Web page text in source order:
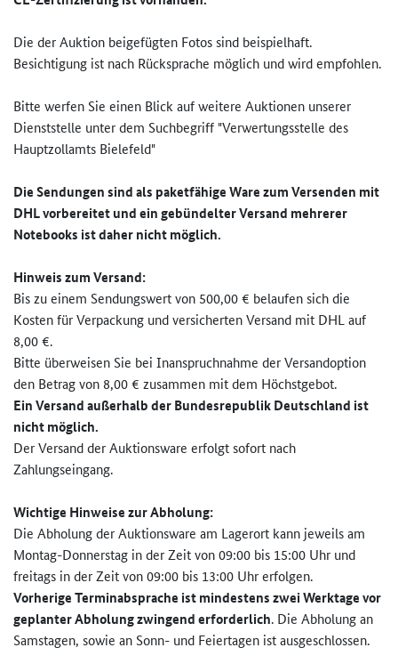
Die der Auktion beigefügten Fotos sind beispielhaft.
Besichtigung ist nach Rücksprache möglich und wird empfohlen.
Bitte werfen Sie einen Blick auf weitere Auktionen unserer
Dienststelle unter dem Suchbegriff "Verwertungsstelle des
Hauptzollamts Bielefeld"
Die Sendungen sind als paketfähige Ware zum Versenden mit
DHL vorbereitet und ein gebündelter Versand mehrerer
Notebooks ist daher nicht möglich.
Hinweis zum Versand:
Bis zu einem Sendungswert von 500,00 € belaufen sich die
Kosten für Verpackung und versicherten Versand mit DHL auf
8,00 €.
Bitte überweisen Sie bei Inanspruchnahme der Versandoption
den Betrag von 8,00 € zusammen mit dem Höchstgebot.
Ein Versand außerhalb der Bundesrepublik Deutschland ist
nicht möglich.
Der Versand der Auktionsware erfolgt sofort nach
Zahlungseingang.
Wichtige Hinweise zurAbholung:
Die Abholung der Auktionsware am Lagerort kann jeweils am
Montag-Donnerstag in der Zeit von 09:00 bis 15:00 Uhr und
freitags in der Zeit von 09:00 bis 13:00 Uhr erfolgen.
Vorherige Terminabsprache ist mindestens zwei Werktage vor
geplanter Abholung zwingend erforderlich. Die Abholung an
Samstagen, sowie an Sonn- und Feiertagen ist ausgeschlossen.